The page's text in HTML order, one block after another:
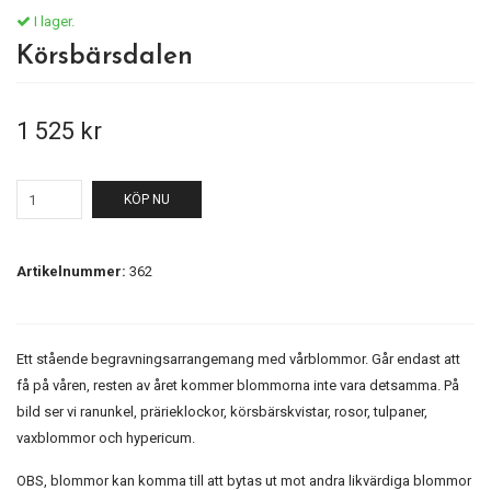
I lager.
Körsbärsdalen
1 525 kr
KÖP NU
Artikelnummer: 362
Ett stående begravningsarrangemang med vårblommor. Går endast att
få på våren, resten av året kommer blommorna inte vara detsamma. På
bild ser vi ranunkel, prärieklockor, körsbärskvistar, rosor, tulpaner,
vaxblommor och hypericum.
OBS, blommor kan komma till att bytas ut mot andra likvärdiga blommor